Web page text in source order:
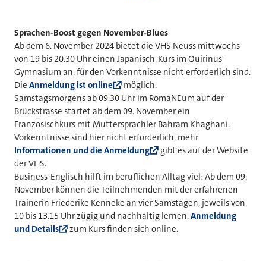
Sprachen-Boost gegen November-Blues
Ab dem 6. November 2024 bietet die VHS Neuss mittwochs
von 19 bis 20.30 Uhr einen Japanisch-Kurs im Quirinus-
Gymnasium an, für den Vorkenntnisse nicht erforderlich sind.
Die Anmeldung ist online
möglich.
Samstagsmorgens ab 09.30 Uhr im RomaNEum auf der
Brückstrasse startet ab dem 09. November ein
Französischkurs mit Muttersprachler Bahram Khaghani.
Vorkenntnisse sind hier nicht erforderlich, mehr
Informationen und die Anmeldung
gibt es auf der Website
der VHS.
Business-Englisch hilft im beruflichen Alltag viel: Ab dem 09.
November können die Teilnehmenden mit der erfahrenen
Trainerin Friederike Kenneke an vier Samstagen, jeweils von
10 bis 13.15 Uhr zügig und nachhaltig lernen.Anmeldung
und Details
zum Kurs finden sich online.